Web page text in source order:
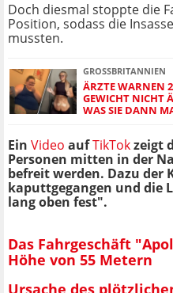
Doch diesmal stoppte die
Position, sodass die
mussten.
GROSSBRITANNIEN
ÄRZTE WARNEN
GEWICHT NICHT
WAS SIE DANN
Ein Video aufTikTokzeigt
Personen mitten in der
befreit werden. Dazu der
kaputtgegangen und die
lang oben fest".
Das Fahrgeschäft
Höhe von 55 Metern
Ursache des